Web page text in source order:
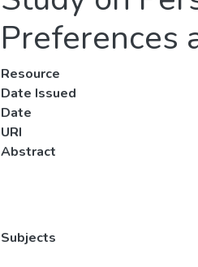
Preferences
Resource
Date Issued
Date
URI
Abstract
Subjects